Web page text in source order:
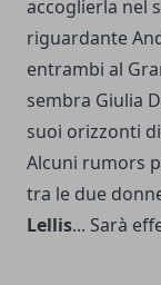
accoglierla nel
riguardante
entrambi al
sembra Giulia
suoi orizzonti
Alcuni rumors
tra le due
Lellis... Sarà